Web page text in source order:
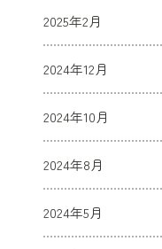
2025年2月
2024年12月
2024年10月
2024年8月
2024年5月